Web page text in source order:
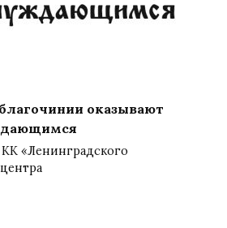
оказывают
«Ленинградского